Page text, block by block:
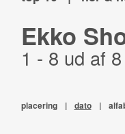
Ekko
1 - 8 ud af
placering | dato |